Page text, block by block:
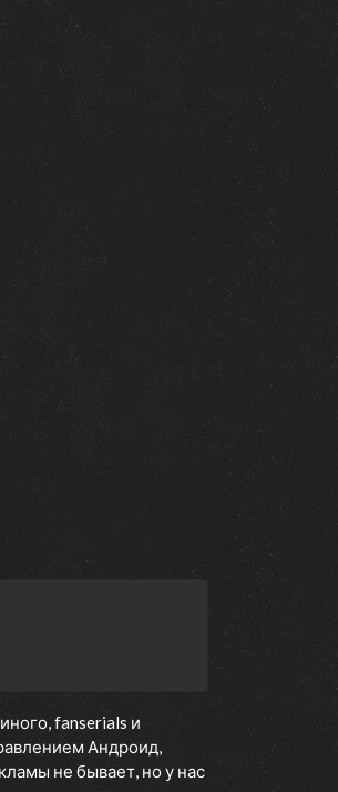
fanserials и
Андроид,
не бывает, но у нас